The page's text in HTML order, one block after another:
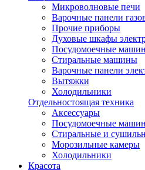
Микроволновые печи
Варочные панели
Прочие приборы
Духовые шкафы
Посудомоечные
Стиральные машины
Варочные панели
Вытяжки
Холодильники
Отдельностоящая техника
Аксессуары
Посудомоечные
Стиральные и
Морозильные камеры
Холодильники
Красота